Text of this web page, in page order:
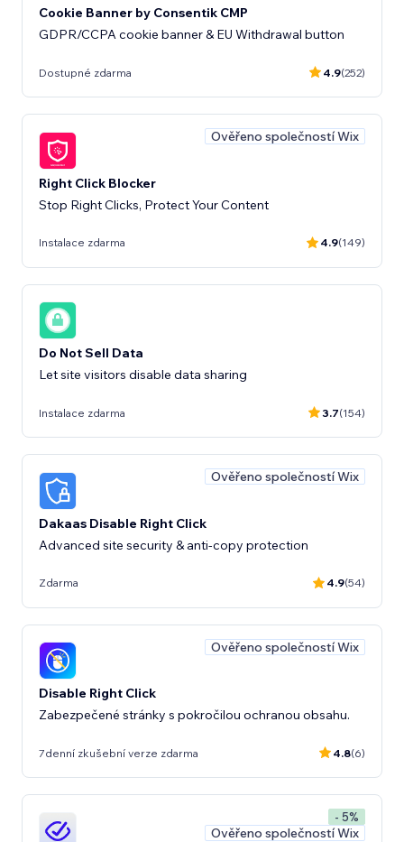
Cookie Banner by Consentik CMP
GDPR/CCPA cookie banner & EU Withdrawal button
Dostupné zdarma 4.9(252)
Ověřeno společností Wix
Right Click Blocker
Stop Right Clicks, Protect Your Content
Instalace zdarma 4.9(149)
Do Not Sell Data
Let site visitors disable data sharing
Instalace zdarma 3.7(154)
Ověřeno společností Wix
Dakaas Disable Right Click
Advanced site security & anti-copy protection
Zdarma 4.9(54)
Ověřeno společností Wix
Disable Right Click
Zabezpečené stránky s pokročilou ochranou obsahu.
7denní zkušební verze zdarma 4.8(6)
- 5%
Ověřeno společností Wix